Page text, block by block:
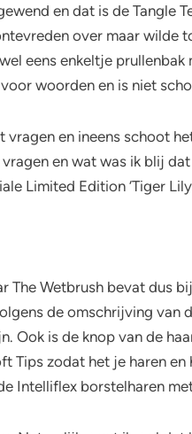
en dat is de Tangle
over maar wilde
eens enkeltje
woorden en is niet
en ineens schoot het
en wat was ik blij
Limited Edition ‘Tiger
Wetbrush bevat dus
de omschrijving van
Ook is de knop van de
Tips zodat het je haren
Intelliflex borstelharen